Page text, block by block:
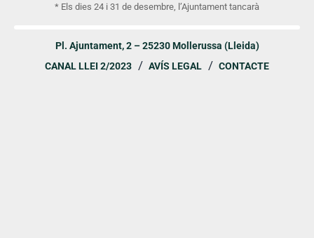
* Els dies 24 i 31 de desembre, l’Ajuntament tancarà
Pl. Ajuntament, 2 – 25230 Mollerussa (Lleida)
CANAL LLEI 2/2023
AVÍS LEGAL CONTACTE